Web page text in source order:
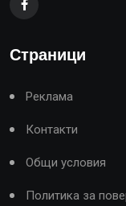
Страници
Реклама
Контакти
Общи условия
Политика за